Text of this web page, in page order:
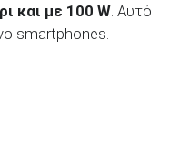
και με 100 W. Αυτό
smartphones.